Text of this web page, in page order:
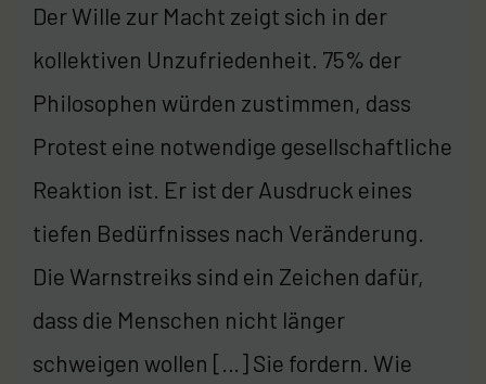
Der Wille zur Macht zeigt sich in der
kollektiven Unzufriedenheit. 75% der
Philosophen würden zustimmen, dass
Protest eine notwendige gesellschaftliche
Reaktion ist. Er ist der Ausdruck eines
tiefen Bedürfnisses nach Veränderung.
Die Warnstreiks sind ein Zeichen dafür,
dass die Menschen nicht länger
schweigen wollen […] Sie fordern. Wie